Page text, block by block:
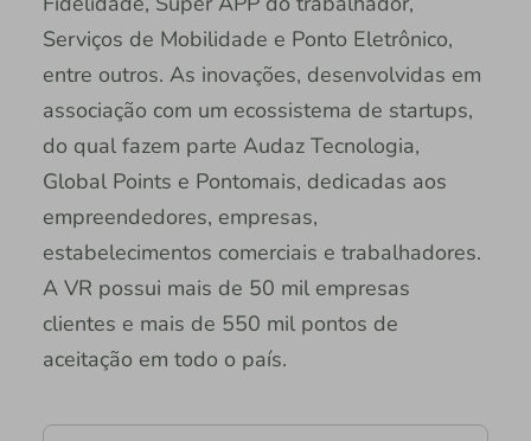
Serviços de Mobilidade e Ponto Eletrônico,
entre outros. As inovações, desenvolvidas em
associação com um ecossistema de startups,
do qual fazem parte Audaz Tecnologia,
Global Points e Pontomais, dedicadas aos
empreendedores, empresas,
estabelecimentos comerciais e trabalhadores.
A VR possui mais de 50 mil empresas
clientes e mais de 550 mil pontos de
aceitação em todo o país.